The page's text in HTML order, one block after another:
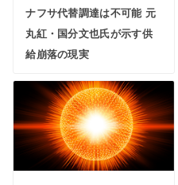
ナフサ代替調達は不可能 元
丸紅・国分文也氏が示す供
給崩落の現実